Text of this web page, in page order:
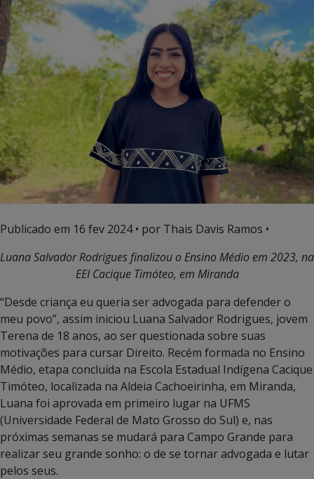
Publicado em 16 fev 2024• por Thais Davis Ramos •
Luana Salvador Rodrigues finalizou o Ensino Médio em 2023, na
EEI Cacique Timóteo, em Miranda
“Desde criança eu queria ser advogada para defender o
meu povo”, assim iniciou Luana Salvador Rodrigues, jovem
Terena de 18 anos, ao ser questionada sobre suas
motivações para cursar Direito. Recém formada no Ensino
Médio, etapa concluída na Escola Estadual Indígena Cacique
Timóteo, localizada na Aldeia Cachoeirinha, em Miranda,
Luana foi aprovada em primeiro lugar na UFMS
(Universidade Federal de Mato Grosso do Sul) e, nas
próximas semanas se mudará para Campo Grande para
realizar seu grande sonho: o de se tornar advogada e lutar
pelos seus.